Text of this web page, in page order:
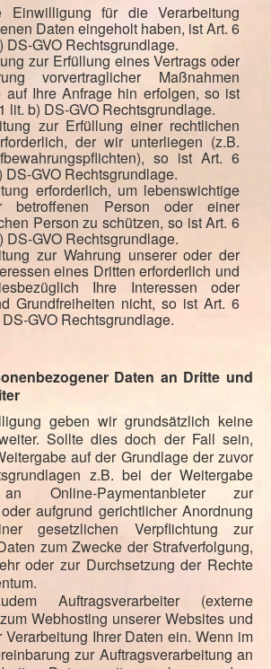
für die Verarbeitung
Daten eingeholt haben, ist Art. 6
DS-GVO Rechtsgrundlage.
zur Erfüllung eines Vertrags oder
vorvertraglicher Maßnahmen
auf Ihre Anfrage hin erfolgen, so ist
lit. b) DS-GVO Rechtsgrundlage.
zur Erfüllung einer rechtlichen
der wir unterliegen (z.B.
so ist Art. 6
DS-GVO Rechtsgrundlage.
erforderlich, um lebenswichtige
betroffenen Person oder einer
Person zu schützen, so ist Art. 6
DS-GVO Rechtsgrundlage.
zur Wahrung unserer oder der
eines Dritten erforderlich und
Ihre Interessen oder
Grundfreiheiten nicht, so ist Art. 6
GVO Rechtsgrundlage.
Daten an Dritte und
geben wir grundsätzlich keine
Sollte dies doch der Fall sein,
auf der Grundlage der zuvor
z.B. bei der Weitergabe
Online-Paymentanbieter zur
aufgrund gerichtlicher Anordnung
gesetzlichen Verpflichtung zur
zum Zwecke der Strafverfolgung,
oder zur Durchsetzung der Rechte
Auftragsverarbeiter (externe
Webhosting unserer Websites und
Verarbeitung Ihrer Daten ein. Wenn im
zur Auftragsverarbeitung an